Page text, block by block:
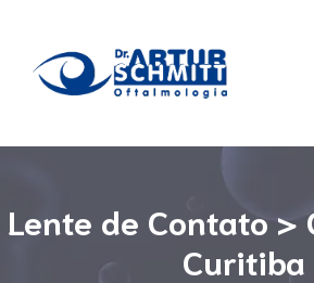
Lente de Contato >
Curitiba